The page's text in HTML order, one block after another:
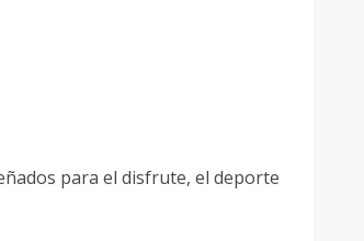
para el disfrute, el deporte